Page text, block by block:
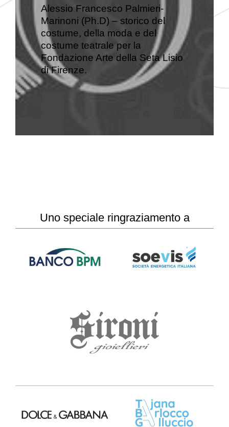
Alessio Francesco Palmieri-
Marinoni (Ph.D) – storico del
costume, della moda e del
costume teatrale per la
Fondazione Arte della Seta Lisio
di Firenze.
Uno speciale ringraziamento a